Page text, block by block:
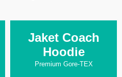
Jaket Coach
Hoodie
Premium Gore-TEX